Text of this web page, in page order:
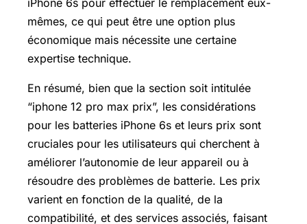
mêmes, ce qui peut être une option plus
économique mais nécessite une certaine
expertise technique.
En résumé, bien que la section soit intitulée
“iphone 12 pro max prix”, les considérations
pour les batteries iPhone 6s et leurs prix sont
cruciales pour les utilisateurs qui cherchent à
améliorer l’autonomie de leur appareil ou à
résoudre des problèmes de batterie. Les prix
varient en fonction de la qualité, de la
compatibilité, et des services associés, faisant